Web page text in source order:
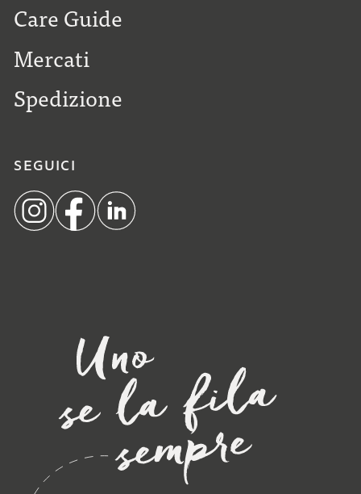
Care Guide
Mercati
Spedizione
SEGUICI